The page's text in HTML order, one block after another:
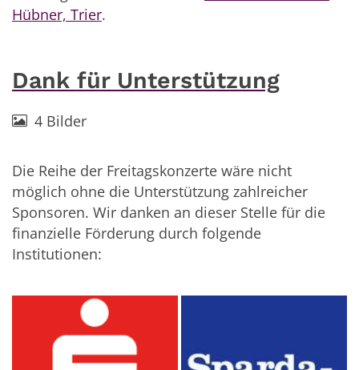
Hübner, Trier.
Dank für Unterstützung
4 Bilder
Die Reihe der Freitagskonzerte wäre nicht
möglich ohne die Unterstützung zahlreicher
Sponsoren. Wir danken an dieser Stelle für die
finanzielle Förderung durch folgende
Institutionen: